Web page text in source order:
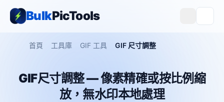
BulkPicTools
首頁 工具庫 GIF 工具 GIF 尺寸調整
GIF尺寸調整 — 像素精確或按比例縮
放，無水印本地處理